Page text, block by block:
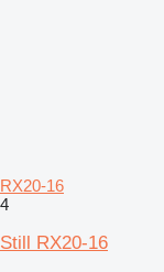
RX20-16
4
Still RX20-16